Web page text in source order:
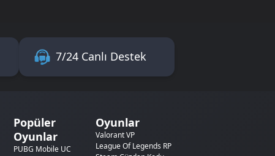
7/24 Canlı Destek
Popüler
Oyunlar
PUBG Mobile UC
Oyunlar
Valorant VP
League Of Legends RP